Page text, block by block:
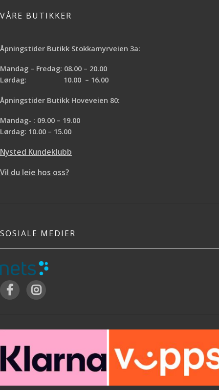
VÅRE BUTIKKER
Åpningstider Butikk Stokkamyrveien 3a:
Mandag – Fredag: 08.00 – 20.00
Lørdag: 10.00 – 16.00
Åpningstider Butikk Hoveveien 80:
Mandag- : 09.00 – 19.00
Lørdag: 10.00 – 15.00
Nysted Kundeklubb
Vil du leie hos oss?
SOSIALE MEDIER